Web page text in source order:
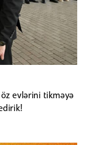
öz evlərini tikməyə